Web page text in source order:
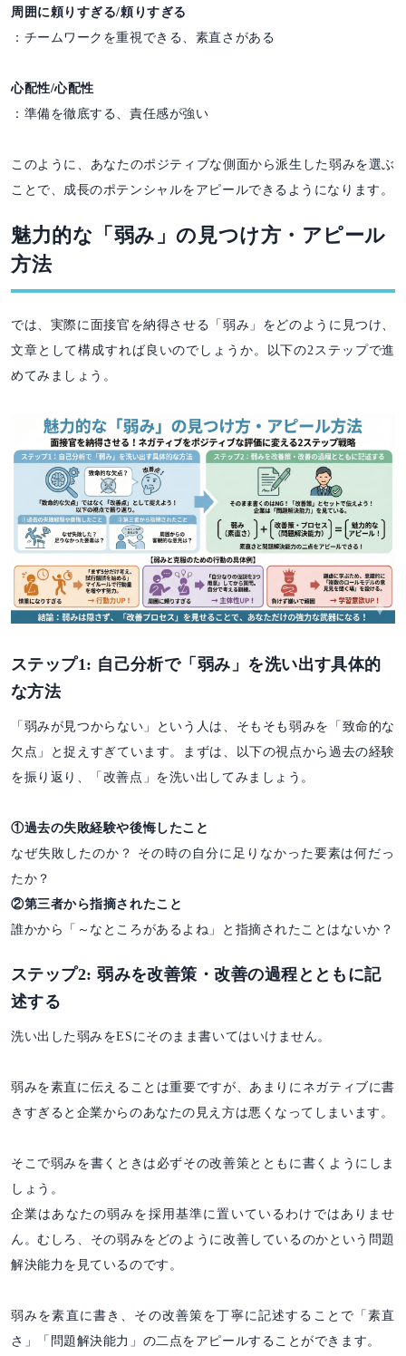
周囲に頼りすぎる/頼りすぎる
：チームワークを重視できる、素直さがある
心配性/心配性
：準備を徹底する、責任感が強い
このように、あなたのポジティブな側面から派生した弱みを選ぶ
ことで、成長のポテンシャルをアピールできるようになります。
魅力的な「弱み」の見つけ方・アピール
方法
では、実際に面接官を納得させる「弱み」をどのように見つけ、
文章として構成すれば良いのでしょうか。以下の2ステップで進
めてみましょう。
ステップ1: 自己分析で「弱み」を洗い出す具体的
な方法
「弱みが見つからない」という人は、そもそも弱みを「致命的な
欠点」と捉えすぎています。まずは、以下の視点から過去の経験
を振り返り、「改善点」を洗い出してみましょう。
①過去の失敗経験や後悔したこと
なぜ失敗したのか？ その時の自分に足りなかった要素は何だっ
たか？
②第三者から指摘されたこと
誰かから「～なところがあるよね」と指摘されたことはないか？
ステップ2: 弱みを改善策・改善の過程とともに記
述する
洗い出した弱みをESにそのまま書いてはいけません。
弱みを素直に伝えることは重要ですが、あまりにネガティブに書
きすぎると企業からのあなたの見え方は悪くなってしまいます。
そこで弱みを書くときは必ずその改善策とともに書くようにしま
しょう。
企業はあなたの弱みを採用基準に置いているわけではありませ
ん。むしろ、その弱みをどのように改善しているのかという問題
解決能力を見ているのです。
弱みを素直に書き、その改善策を丁寧に記述することで「素直
さ」「問題解決能力」の二点をアピールすることができます。